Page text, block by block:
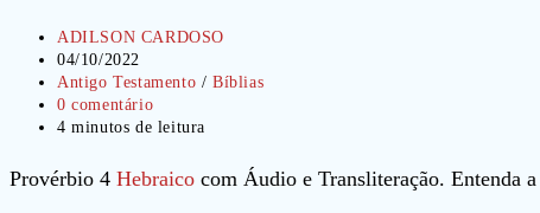
Autor
do
post:
ADILSON CARDOSO
Post
publicado:
04/10/2022
Categoria
do
post:
Antigo Testamento / Bíblias
Comentários
do
0 comentário
Tempo
leitura:
4 minutos de leitura
Provérbio 4 Hebraico com Áudio e Transliteração. Entenda